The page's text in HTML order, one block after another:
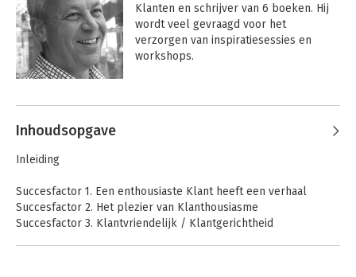
Klanten en schrijver van 6 boeken. Hij
wordt veel gevraagd voor het
verzorgen van inspiratiesessies en
workshops.
werk willen maken van het
Klantgerichtheid (Feike noemt dat
Klanthousiasme) om meer uit Klanten
én medewerkers te halen.
Verleuken heeft volgens Feike niet
Andere boeken door Feike Cats
Inhoudsopgave
Inleiding
Succesfactor 1. Een enthousiaste Klant heeft een verhaal
Succesfactor 2. Het plezier van Klanthousiasme
Succesfactor 3. Klantvriendelijk / Klantgerichtheid